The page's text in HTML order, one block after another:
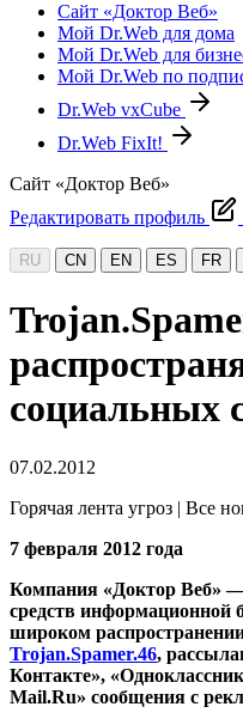
Сайт «Доктор Веб»
Мой Dr.Web для дома
Мой Dr.Web для
Мой Dr.Web по
Dr.Web vxCube
Dr.Web FixIt!
Сайт «Доктор Веб»
Редактировать профиль
RU CN EN ES FR
социальных
07.02.2012
Горячая лента угроз | Все
7 февраля 2012 года
Компания «Доктор Веб» —
средств информационной
широком
Trojan.Spamer.46,
Контакте»,
Mail.Ru» сообщения c